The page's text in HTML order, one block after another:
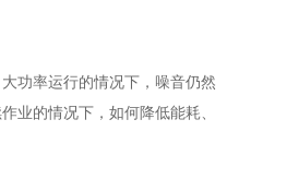
功率运行的情况下，噪音仍然
业的情况下，如何降低能耗、